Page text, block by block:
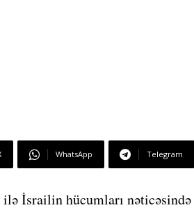
WhatsApp Telegram
İsrailin hücumları